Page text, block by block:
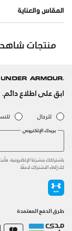
المقاس والعناية
منتجات
ابق على اطلاع دائم.
للرجال
بريدك الإلكتروني
باشتراكك بنشرتنا الإلكترونية،
لك إلغاء الاشتراك لاحقًا.
طرق الدفع المعتمدة